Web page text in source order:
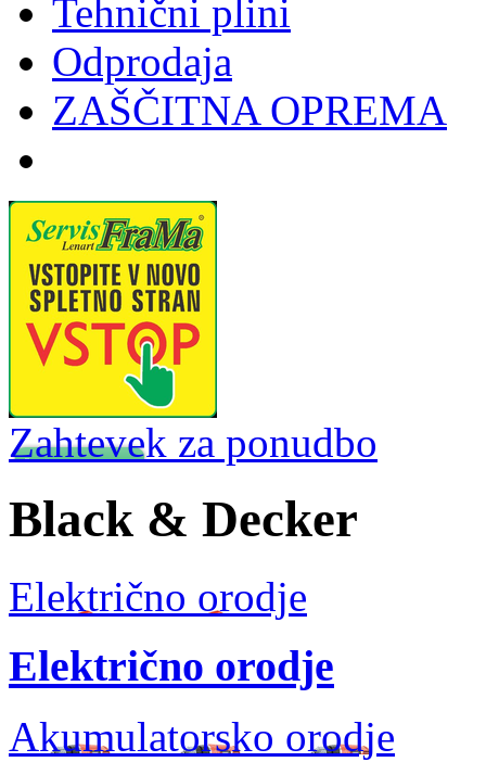
Tehnični plini
Odprodaja
ZAŠČITNA OPREMA
Zahtevek za ponudbo
Black & Decker
Električno orodje
Električno orodje
Akumulatorsko orodje